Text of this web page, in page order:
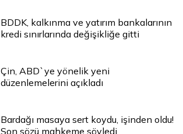
BDDK, kalkınma ve yatırım bankalarının
kredi sınırlarında değişikliğe gitti
Çin, ABD`ye yönelik yeni
düzenlemelerini açıkladı
Bardağı masaya sert koydu, işinden oldu!
Son sözü mahkeme söyledi